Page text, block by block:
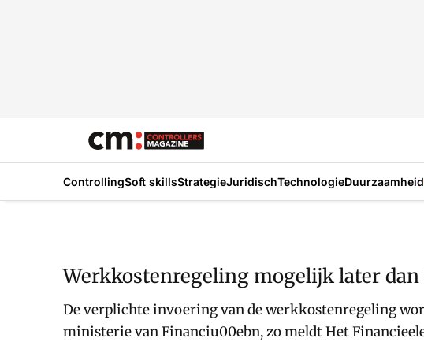
ControllingSoft skillsStrategieJuridischTechnologieDuurzaamheid
Werkkostenregeling mogelijk later
De verplichte invoering van de werkkostenregeling
ministerie van Financiu00ebn, zo meldt Het